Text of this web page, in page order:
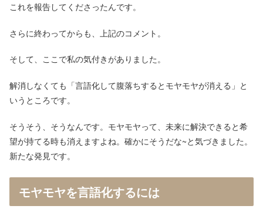
これを報告してくださったんです。
さらに終わってからも、上記のコメント。
そして、ここで私の気付きがありました。
解消しなくても「言語化して腹落ちするとモヤモヤが消える」と
いうところです。
そうそう、そうなんです。モヤモヤって、未来に解決できると希
望が持てる時も消えますよね。確かにそうだな~と気づきました。
新たな発見です。
モヤモヤを言語化するには